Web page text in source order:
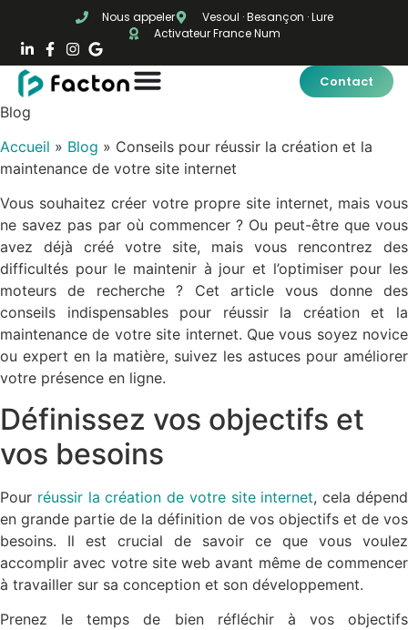
Nous appeler
Vesoul · Besançon · Lure
Activateur France Num
Contact
Blog
Accueil » Blog » Conseils pour réussir la création et la
maintenance de votre site internet
Vous souhaitez créer votre propre site internet, mais vous
ne savez pas par où commencer ? Ou peut-être que vous
avez déjà créé votre site, mais vous rencontrez des
difficultés pour le maintenir à jour et l’optimiser pour les
moteurs de recherche ? Cet article vous donne des
conseils indispensables pour réussir la création et la
maintenance de votre site internet. Que vous soyez novice
ou expert en la matière, suivez les astuces pour améliorer
votre présence en ligne.
Définissez vos objectifs et
vos besoins
Pour réussir la création de votre site internet, cela dépend
en grande partie de la définition de vos objectifs et de vos
besoins. Il est crucial de savoir ce que vous voulez
accomplir avec votre site web avant même de commencer
à travailler sur sa conception et son développement.
Prenez le temps de bien réfléchir à vos objectifs